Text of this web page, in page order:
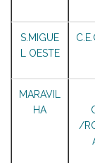
S.MIGUE
L OESTE
MARAVIL
HA
/